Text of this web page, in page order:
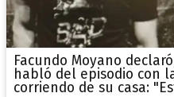
Facundo Moyano
habló del episodio con
corriendo de su casa: